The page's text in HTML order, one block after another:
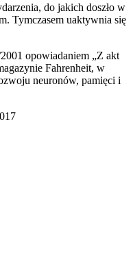
do jakich doszło w
Tymczasem uaktywnia się
opowiadaniem „Z akt
Fahrenheit, w
neuronów, pamięci i